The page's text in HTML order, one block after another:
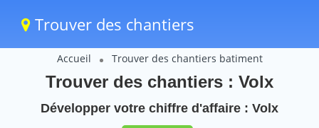
Trouver des chantiers
Accueil Trouver des chantiers batiment
Trouver des chantiers : Volx
Développer votre chiffre d'affaire : Volx